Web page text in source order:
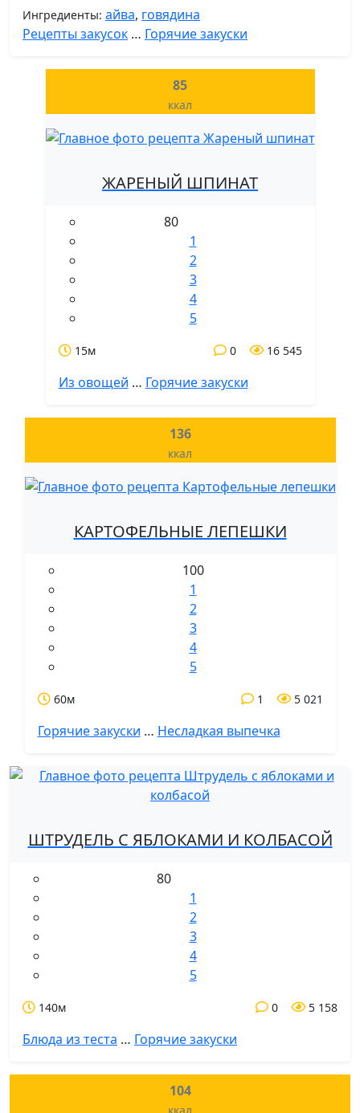
Ингредиенты: айва, говядина
Рецепты закусок … Горячие закуски
85
ккал
ЖАРЕНЫЙ ШПИНАТ
80
1
2
3
4
5
15м 16 545
0
Из овощей … Горячие закуски
136
ккал
КАРТОФЕЛЬНЫЕ ЛЕПЕШКИ
100
1
2
3
4
5
60м 5 021
1
Горячие закуски … Несладкая выпечка
ШТРУДЕЛЬ С ЯБЛОКАМИ И КОЛБАСОЙ
80
1
2
3
4
5
140м 5 158
0
Блюда из теста … Горячие закуски
104
ккал